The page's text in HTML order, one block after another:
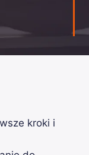
kroki i